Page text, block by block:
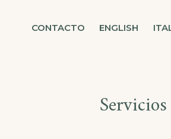
CASA BALMES
CONTACTO ENGLISH
Servicios